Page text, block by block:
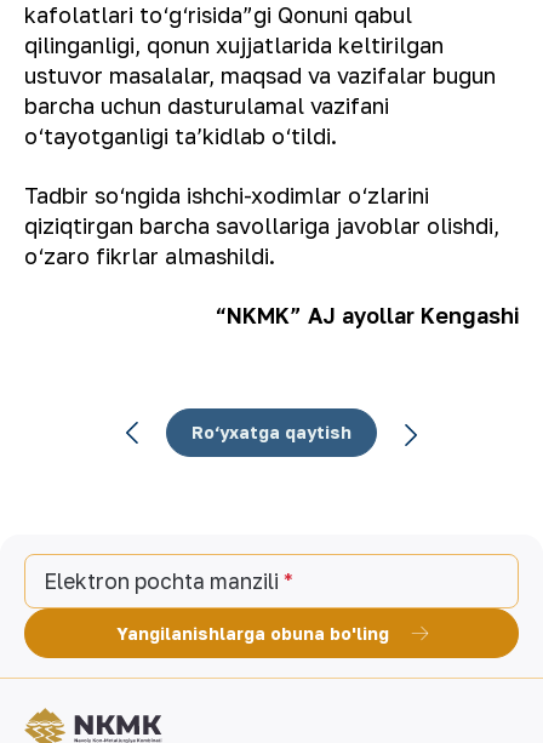
kafolatlari to‘g‘risida”gi Qonuni qabul
qilinganligi, qonun xujjatlarida keltirilgan
ustuvor masalalar, maqsad va vazifalar bugun
barcha uchun dasturulamal vazifani
o‘tayotganligi taʼkidlab o‘tildi.
Tadbir so‘ngida ishchi-xodimlar o‘zlarini
qiziqtirgan barcha savollariga javoblar olishdi,
o‘zaro fikrlar almashildi.
“NKMK” AJ ayollar Kengashi
Ro‘yxatga qaytish
Elektron pochta manzili
Yangilanishlarga obuna bo'ling